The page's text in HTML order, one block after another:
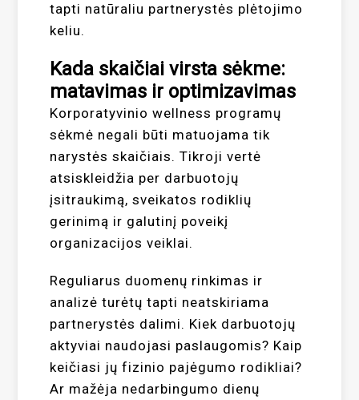
tapti natūraliu partnerystės plėtojimo
keliu.
Kada skaičiai virsta sėkme:
matavimas ir optimizavimas
Korporatyvinio wellness programų
sėkmė negali būti matuojama tik
narystės skaičiais. Tikroji vertė
atsiskleidžia per darbuotojų
įsitraukimą, sveikatos rodiklių
gerinimą ir galutinį poveikį
organizacijos veiklai.
Reguliarus duomenų rinkimas ir
analizė turėtų tapti neatskiriama
partnerystės dalimi. Kiek darbuotojų
aktyviai naudojasi paslaugomis? Kaip
keičiasi jų fizinio pajėgumo rodikliai?
Ar mažėja nedarbingumo dienų